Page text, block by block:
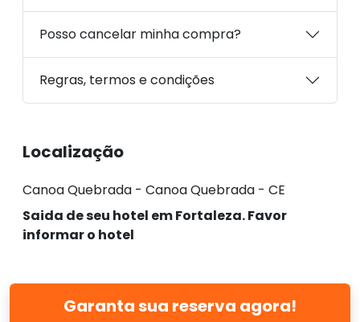
Posso cancelar minha compra?
Regras, termos e condições
Localização
Canoa Quebrada - Canoa Quebrada - CE
Saida de seu hotel em Fortaleza. Favor
informar o hotel
Garanta sua reserva agora!